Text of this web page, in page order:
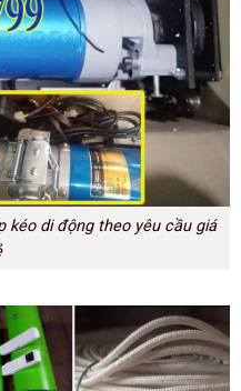
kéo di động theo yêu cầu giá